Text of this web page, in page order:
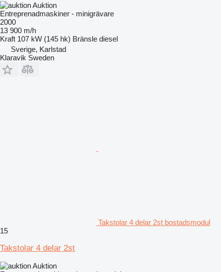
Auktion
Entreprenadmaskiner - minigrävare
2000
13 900 m/h
Kraft 107 kW (145 hk) Bränsle diesel
Sverige, Karlstad
Klaravik Sweden
Takstolar 4 delar 2st bostadsmodul
15
Takstolar 4 delar 2st
Auktion